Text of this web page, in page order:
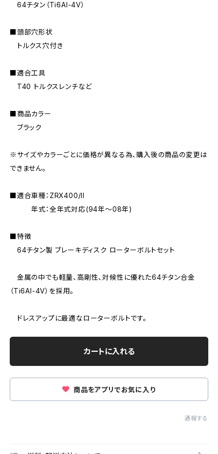
64チタン（Ti6AI-4V）
■頭部穴形状
トルクス穴付き
■適合工具
T40 トルクスレンチなど
■商品カラー
ブラック
※サイズやカラーごとに価格が異なる為、購入後の商品の変更は
できません。
■適合車種：ZRX400/II
年式：全年式対応(94年〜08年)
■特徴
64チタン製 ブレーキディスク ローターボルトセット
金属の中でも軽量、高剛性、対候性に優れた64チタン合金
（Ti6AI-4V）を採用。
ドレスアップに最適なローターボルトです。
カートに入れる
商品をアプリでお気に入り
通報する